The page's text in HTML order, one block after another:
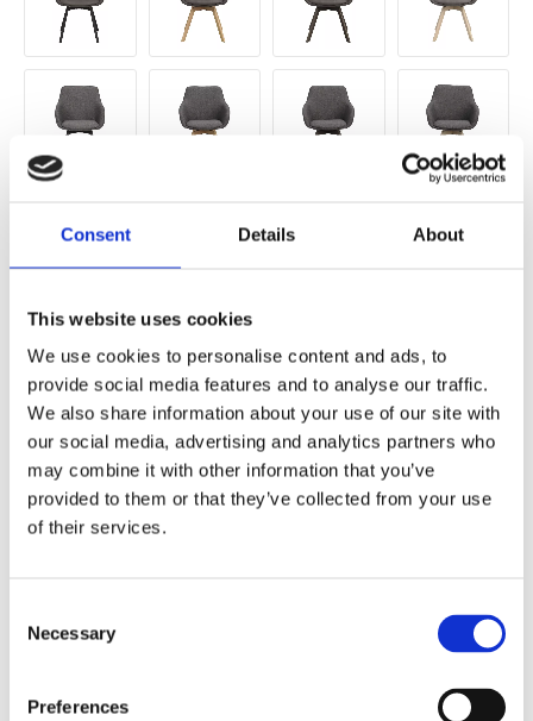
Consent Details About
This website uses cookies
We use cookies to personalise content and ads, to
provide social media features and to analyse our traffic.
We also share information about your use of our site with
our social media, advertising and analytics partners who
may combine it with other information that you’ve
provided to them or that they’ve collected from your use
of their services.
Selection
Necessary
Preferences
Lägg
Lagerstatus I lager 2-10 dagars leveranstid
Artikelnr